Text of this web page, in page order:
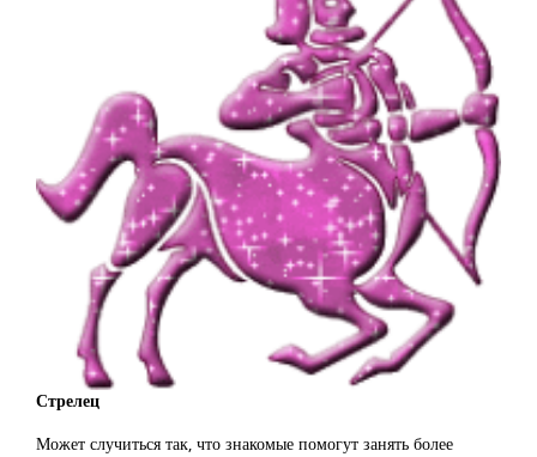
Стрелец
Может случиться так, что знакомые помогут занять более